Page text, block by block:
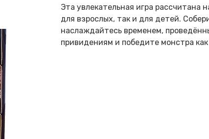
Эта увлекательная игра рассчитана
для взрослых, так и для детей.
наслаждайтесь временем,
привидениям и победите монстра